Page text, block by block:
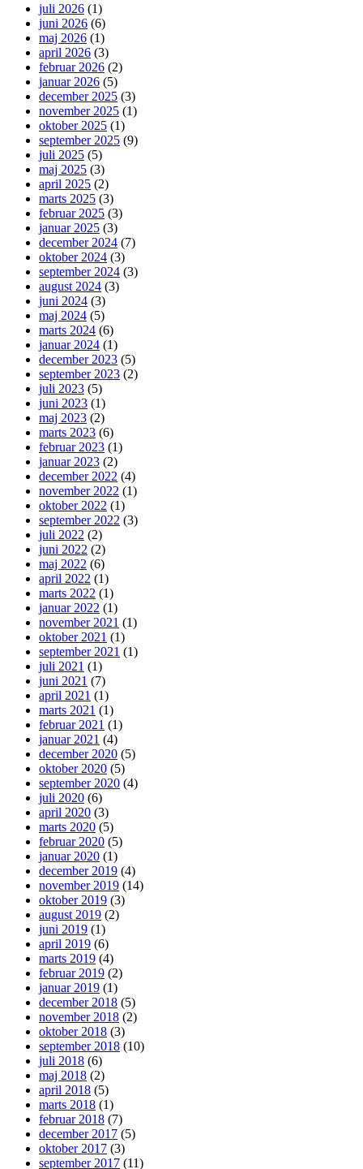
juli 2026 (1)
juni 2026 (6)
maj 2026 (1)
april 2026 (3)
februar 2026 (2)
januar 2026 (5)
december 2025 (3)
november 2025 (1)
oktober 2025 (1)
september 2025 (9)
juli 2025 (5)
maj 2025 (3)
april 2025 (2)
marts 2025 (3)
februar 2025 (3)
januar 2025 (3)
december 2024 (7)
oktober 2024 (3)
september 2024 (3)
august 2024 (3)
juni 2024 (3)
maj 2024 (5)
marts 2024 (6)
januar 2024 (1)
december 2023 (5)
september 2023 (2)
juli 2023 (5)
juni 2023 (1)
maj 2023 (2)
marts 2023 (6)
februar 2023 (1)
januar 2023 (2)
december 2022 (4)
november 2022 (1)
oktober 2022 (1)
september 2022 (3)
juli 2022 (2)
juni 2022 (2)
maj 2022 (6)
april 2022 (1)
marts 2022 (1)
januar 2022 (1)
november 2021 (1)
oktober 2021 (1)
september 2021 (1)
juli 2021 (1)
juni 2021 (7)
april 2021 (1)
marts 2021 (1)
februar 2021 (1)
januar 2021 (4)
december 2020 (5)
oktober 2020 (5)
september 2020 (4)
juli 2020 (6)
april 2020 (3)
marts 2020 (5)
februar 2020 (5)
januar 2020 (1)
december 2019 (4)
november 2019 (14)
oktober 2019 (3)
august 2019 (2)
juni 2019 (1)
april 2019 (6)
marts 2019 (4)
februar 2019 (2)
januar 2019 (1)
december 2018 (5)
november 2018 (2)
oktober 2018 (3)
september 2018 (10)
juli 2018 (6)
maj 2018 (2)
april 2018 (5)
marts 2018 (1)
februar 2018 (7)
december 2017 (5)
oktober 2017 (3)
september 2017 (11)